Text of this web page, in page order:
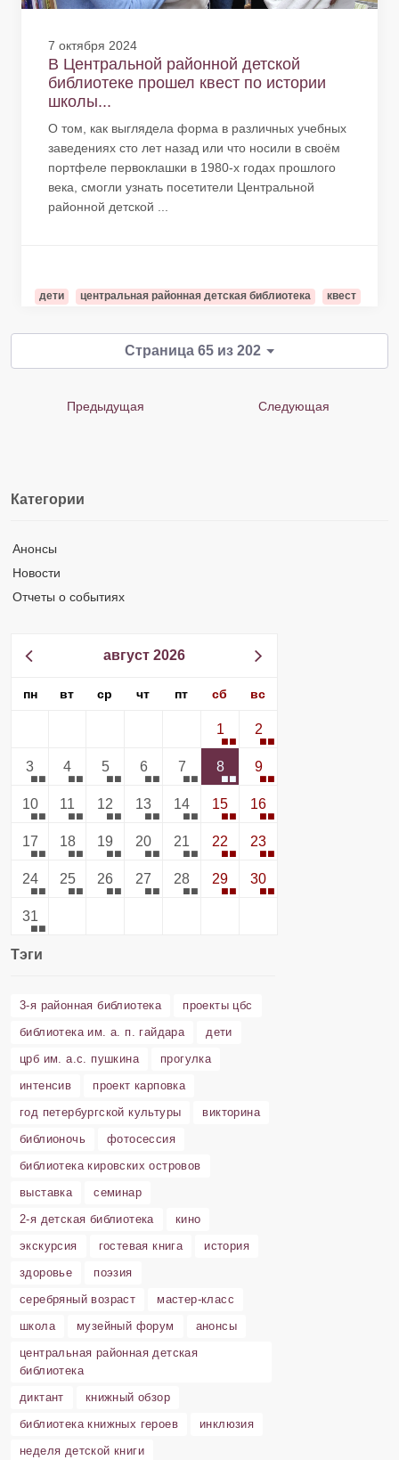
7 октября 2024
В Центральной районной детской
библиотеке прошел квест по истории
школы...
О том, как выглядела форма в различных учебных
заведениях сто лет назад или что носили в своём
портфеле первоклашки в 1980-х годах прошлого
века, смогли узнать посетители Центральной
районной детской ...
дети центральная районная детская библиотека квест
Страница 65 из 202
Предыдущая Следующая
Категории
Анонсы
Новости
Отчеты о событиях
август 2026
пн вт ср чт пт сб вс
1 2
3 4 5 6 7 8 9
10 11 12 13 14 15 16
17 18 19 20 21 22 23
24 25 26 27 28 29 30
31
Тэги
3-я районная библиотека
проекты цбс
библиотека им. а. п. гайдара
дети
црб им. а.с. пушкина
прогулка
интенсив
проект карповка
год петербургской культуры
викторина
библионочь
фотосессия
библиотека кировских островов
выставка
семинар
2-я детская библиотека
кино
экскурсия
гостевая книга
история
здоровье
поэзия
серебряный возраст
мастер-класс
школа
музейный форум
анонсы
центральная районная детская
библиотека
диктант
книжный обзор
библиотека книжных героев
инклюзия
неделя детской книги